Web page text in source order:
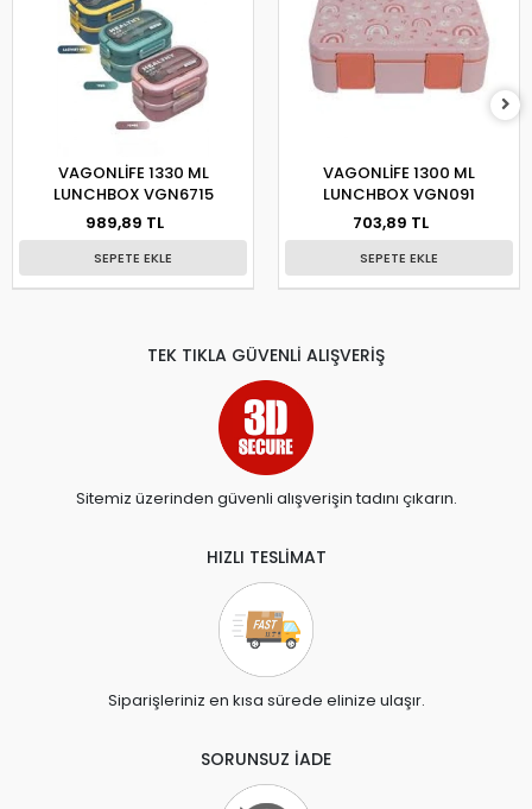
VAGONLİFE 1330 ML
LUNCHBOX VGN6715
989,89 TL
SEPETE EKLE
VAGONLİFE 1300 ML
LUNCHBOX VGN091
703,89 TL
SEPETE EKLE
TEK TIKLA GÜVENLİ ALIŞVERİŞ
Sitemiz üzerinden güvenli alışverişin tadını çıkarın.
HIZLI TESLİMAT
Siparişleriniz en kısa sürede elinize ulaşır.
SORUNSUZ İADE